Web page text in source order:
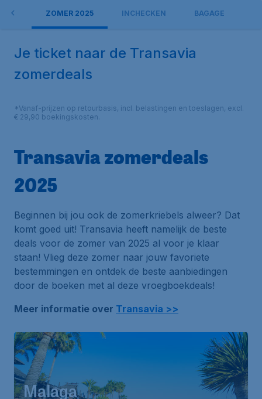
ZOMER 2025 INCHECKEN BAGAGE
Je ticket naar de Transavia
zomerdeals
*Vanaf-prijzen op retourbasis, incl. belastingen en toeslagen, excl.
€ 29,90 boekingskosten.
Transavia zomerdeals
2025
Beginnen bij jou ook de zomerkriebels alweer? Dat
komt goed uit! Transavia heeft namelijk de beste
deals voor de zomer van 2025 al voor je klaar
staan! Vlieg deze zomer naar jouw favoriete
bestemmingen en ontdek de beste aanbiedingen
door de boeken met al deze vroegboekdeals!
Meer informatie over Transavia >>
Malaga